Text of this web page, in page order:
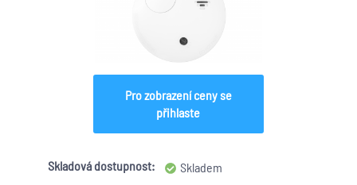
Pro zobrazení ceny se
přihlaste
Skladová dostupnost: Skladem